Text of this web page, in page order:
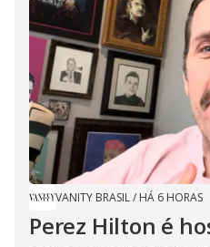
VANITY BRASIL/ HÁ 6 HORAS
Perez Hilton é